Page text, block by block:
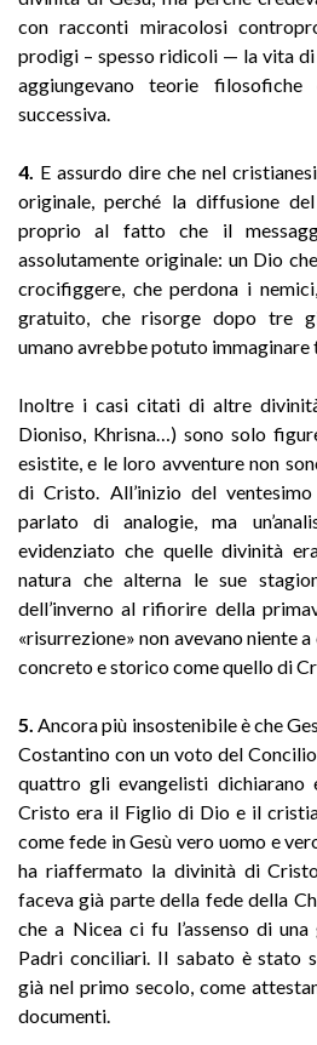
con racconti miracolosi
prodigi – spesso ridicoli — la vita di
aggiungevano teorie
successiva.
4. E assurdo dire che nel
originale, perché la diffusione
proprio al fatto che il
assolutamente originale: un Dio
crocifiggere, che perdona i
gratuito, che risorge dopo tre
umano avrebbe potuto immaginare
Inoltre i casi citati di altre
Dioniso, Khrisna…) sono solo
esistite, e le loro avventure non
di Cristo. All’inizio del
parlato di analogie, ma
evidenziato che quelle divinità
natura che alterna le sue
dell’inverno al rifiorire della
«risurrezione» non avevano niente
concreto e storico come quello di
5. Ancora più insostenibile è che
Costantino con un voto del
quattro gli evangelisti dichiarano
Cristo era il Figlio di Dio e il
come fede in Gesù vero uomo e
ha riaffermato la divinità di
faceva già parte della fede della
che a Nicea ci fu l’assenso di
Padri conciliari. II sabato è stato
già nel primo secolo, come
documenti.